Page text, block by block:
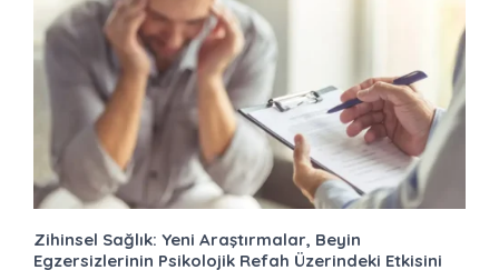
Zihinsel Sağlık: Yeni Araştırmalar, Beyin
Egzersizlerinin Psikolojik Refah Üzerindeki Etkisini